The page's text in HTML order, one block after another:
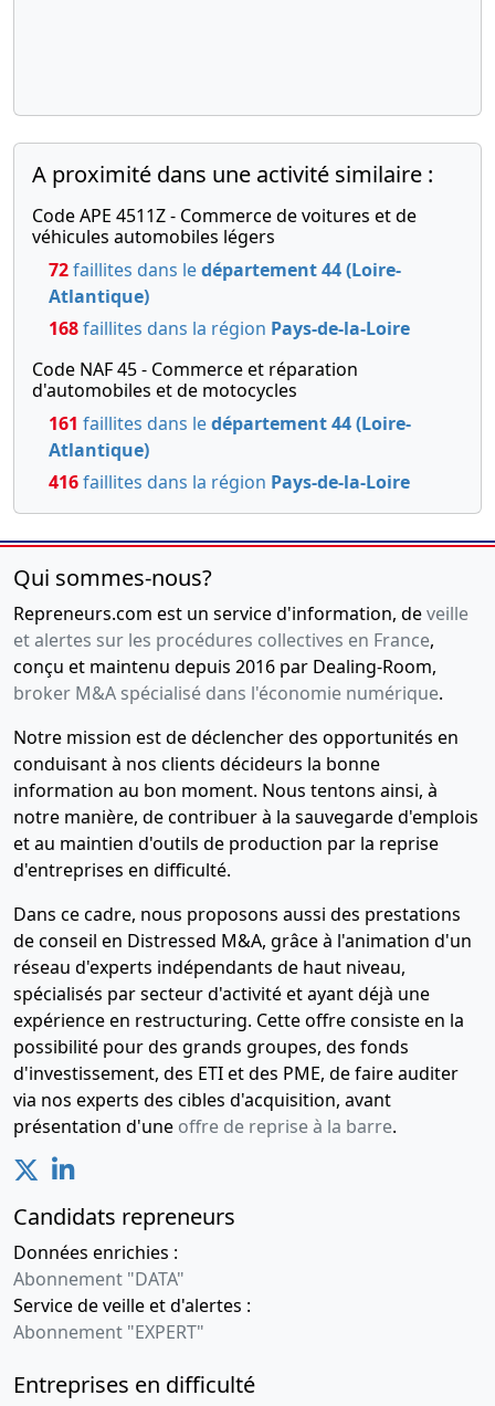
malgré un
actif net
devenu
inférieur à
la moitié du
06-
verbal
générale
Procès-
Statuts
mis à jour
Modification(s)
statutaire(s)
,
Augmentation
du capital
constatation
de la
réalisation
de
l'augmentation
du capital ,
10-
2018
Statuts
constitutifs,
Attestation
bancaire,
Liste des
souscripteurs
de société
commerciale
,
A proximité dans une activité similaire :
Code APE 4511Z - Commerce de voitures et de
véhicules automobiles légers
72faillites dans ledépartement 44 (Loire-
Atlantique)
168faillites dans la région Pays-de-la-Loire
Code NAF 45 - Commerce et réparation
d'automobiles et de motocycles
161 faillites dans ledépartement 44 (Loire-
Atlantique)
416faillites dans la région Pays-de-la-Loire
Qui sommes-nous?
Repreneurs.com est un service d'information, deveille
et alertes sur les procédures collectives en France,
conçu et maintenu depuis 2016 par Dealing-Room,
broker M&A spécialisé dans l'économie numérique.
Notre mission est de déclencher des opportunités en
conduisant à nos clients décideurs la bonne
information au bon moment. Nous tentons ainsi, à
notre manière, de contribuer à la sauvegarde d'emplois
et au maintien d'outils de production par la reprise
d'entreprises en difficulté.
Dans ce cadre, nous proposons aussi des prestations
de conseil en Distressed M&A, grâce à l'animation d'un
réseau d'experts indépendants de haut niveau,
spécialisés par secteur d'activité et ayant déjà une
expérience en restructuring. Cette offre consiste en la
possibilité pour des grands groupes, des fonds
d'investissement, des ETI et des PME, de faire auditer
via nos experts des cibles d'acquisition, avant
présentation d'une offre de reprise à la barre.
Candidats repreneurs
Données enrichies :
Abonnement "DATA"
Service de veille et d'alertes :
Abonnement "EXPERT"
Entreprises en difficulté